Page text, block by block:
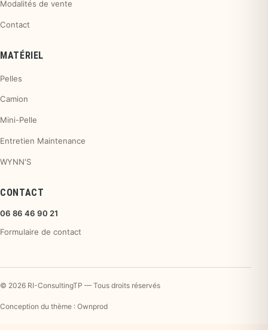
Modalités de vente
Contact
MATÉRIEL
Pelles
Camion
Mini-Pelle
Entretien Maintenance
WYNN'S
CONTACT
06 86 46 90 21
Formulaire de contact
© 2026 RI-ConsultingTP — Tous droits réservés
Conception du thème : Ownprod